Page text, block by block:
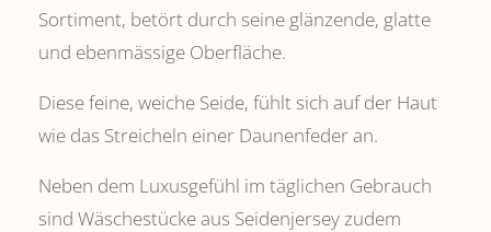
Sortiment, betört durch seine glänzende, glatte
und ebenmässige Oberfläche.
Diese feine, weiche Seide, fühlt sich auf der Haut
wie das Streicheln einer Daunenfeder an.
Neben dem Luxusgefühl im täglichen Gebrauch
sind Wäschestücke aus Seidenjersey zudem